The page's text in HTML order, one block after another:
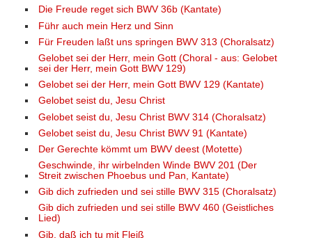
Die Freude reget sich BWV 36b (Kantate)
Führ auch mein Herz und Sinn
Für Freuden laßt uns springen BWV 313 (Choralsatz)
Gelobet sei der Herr, mein Gott (Choral - aus: Gelobet
sei der Herr, mein Gott BWV 129)
Gelobet sei der Herr, mein Gott BWV 129 (Kantate)
Gelobet seist du, Jesu Christ
Gelobet seist du, Jesu Christ BWV 314 (Choralsatz)
Gelobet seist du, Jesu Christ BWV 91 (Kantate)
Der Gerechte kömmt um BWV deest (Motette)
Geschwinde, ihr wirbelnden Winde BWV 201 (Der
Streit zwischen Phoebus und Pan, Kantate)
Gib dich zufrieden und sei stille BWV 315 (Choralsatz)
Gib dich zufrieden und sei stille BWV 460 (Geistliches
Lied)
Gib, daß ich tu mit Fleiß